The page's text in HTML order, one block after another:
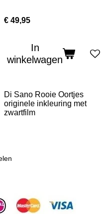
€ 49,95
In
winkelwagen
Di Sano Rooie Oortjes
originele inkleuring met
zwartfilm